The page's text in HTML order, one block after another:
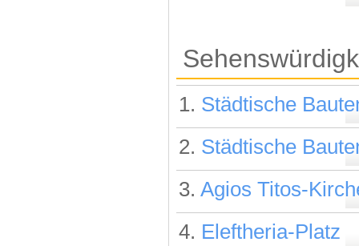
1. Städtische
2. Städtische
3. Agios Titos-
4. Eleftheria-Platz